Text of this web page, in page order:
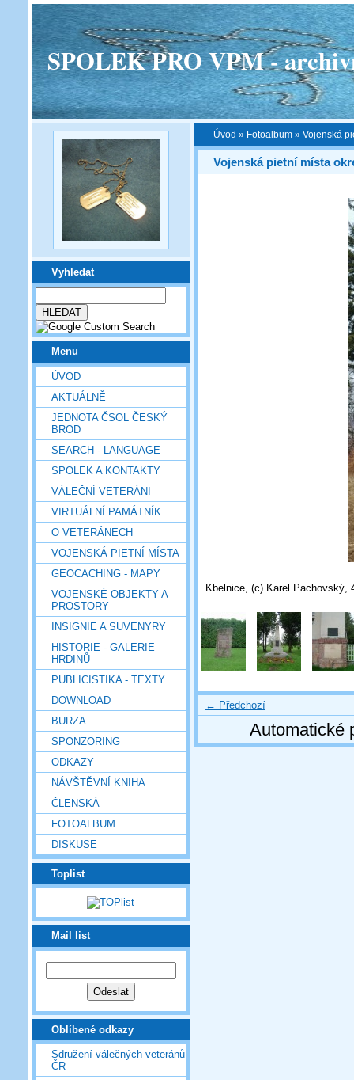
SPOLEK PRO VPM -
Vyhledat
Menu
ÚVOD
AKTUÁLNĚ
JEDNOTA ČSOL ČESKÝ
BROD
SEARCH - LANGUAGE
SPOLEK A KONTAKTY
VÁLEČNÍ VETERÁNI
VIRTUÁLNÍ PAMÁTNÍK
O VETERÁNECH
VOJENSKÁ PIETNÍ MÍSTA
GEOCACHING - MAPY
VOJENSKÉ OBJEKTY A
PROSTORY
INSIGNIE A SUVENYRY
HISTORIE - GALERIE
HRDINŮ
PUBLICISTIKA - TEXTY
DOWNLOAD
BURZA
SPONZORING
ODKAZY
NÁVŠTĚVNÍ KNIHA
ČLENSKÁ
FOTOALBUM
DISKUSE
Toplist
Mail list
Oblíbené odkazy
Sdružení válečných veteránů
ČR
Úvod » Fotoalbum » Vojenská
Vojenská pietní místa
Kbelnice, (c) Karel Pachovský,
← Předchozí
Automatické